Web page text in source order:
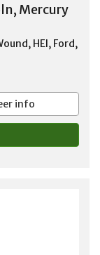
Mercury
HEI, Ford,
info